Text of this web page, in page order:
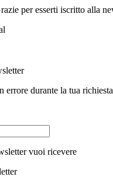
per esserti iscritto alla
errore durante la tua
vuoi ricevere